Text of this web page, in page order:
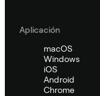
Aplicación
macOS
Windows
iOS
Android
Chrome